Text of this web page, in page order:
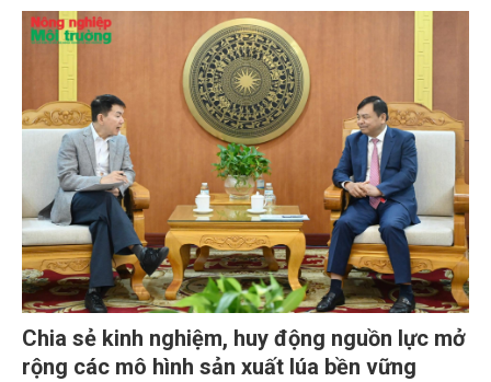
Chia sẻ kinh nghiệm, huy động nguồn lực mở
rộng các mô hình sản xuất lúa bền vững